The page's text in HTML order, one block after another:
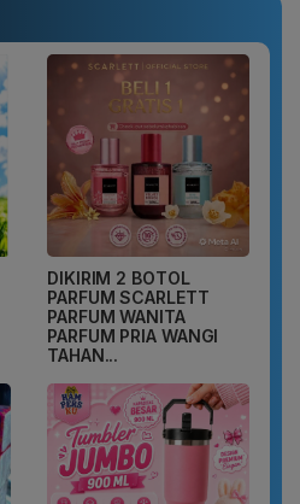
DIKIRIM 2 BOTOL
PARFUM SCARLETT
PARFUM WANITA
PARFUM PRIA WANGI
TAHAN...